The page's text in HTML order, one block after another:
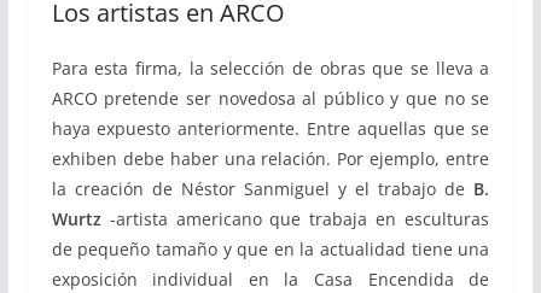
Los artistas en ARCO
Para esta firma, la selección de obras que se lleva a
ARCO pretende ser novedosa al público y que no se
haya expuesto anteriormente. Entre aquellas que se
exhiben debe haber una relación. Por ejemplo, entre
la creación de Néstor Sanmiguel y el trabajo de B.
Wurtz-artista americano que trabaja en esculturas
de pequeño tamaño y que en la actualidad tiene una
exposición individual en la Casa Encendida de